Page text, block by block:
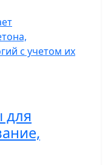
с учетом их
для